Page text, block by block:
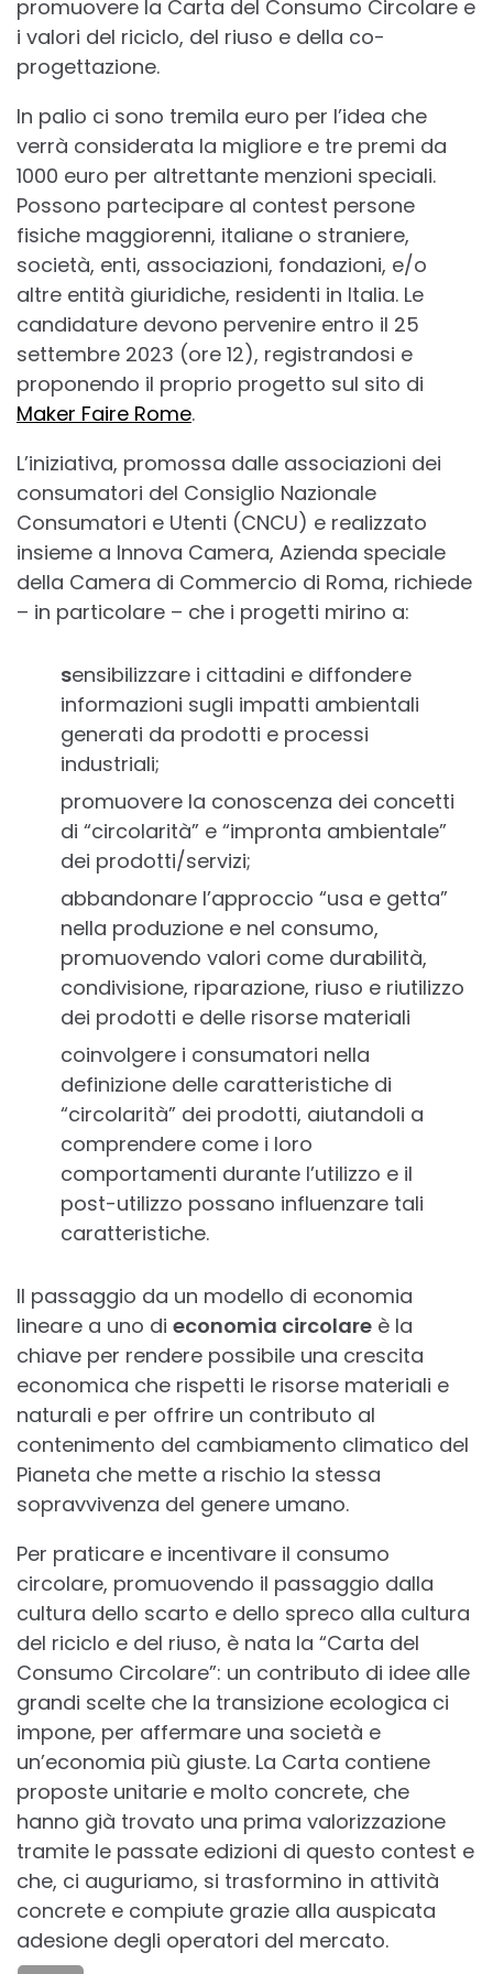
promuovere la Carta del Consumo Circolare e
i valori del riciclo, del riuso e della co-
progettazione.
In palio ci sono tremila euro per l’idea che
verrà considerata la migliore e tre premi da
1000 euro per altrettante menzioni speciali.
Possono partecipare al contest persone
fisiche maggiorenni, italiane o straniere,
società, enti, associazioni, fondazioni, e/o
altre entità giuridiche, residenti in Italia. Le
candidature devono pervenire entro il 25
settembre 2023 (ore 12), registrandosi e
proponendo il proprio progetto sul sito di
Maker Faire Rome.
L’iniziativa, promossa dalle associazioni dei
consumatori del Consiglio Nazionale
Consumatori e Utenti (CNCU) e realizzato
insieme a Innova Camera, Azienda speciale
della Camera di Commercio di Roma, richiede
– in particolare – che i progetti mirino a:
sensibilizzare i cittadini e diffondere
informazioni sugli impatti ambientali
generati da prodotti e processi
industriali;
promuovere la conoscenza dei concetti
di “circolarità” e “impronta ambientale”
dei prodotti/servizi;
abbandonare l’approccio “usa e getta”
nella produzione e nel consumo,
promuovendo valori come durabilità,
condivisione, riparazione, riuso e riutilizzo
dei prodotti e delle risorse materiali
coinvolgere i consumatori nella
definizione delle caratteristiche di
“circolarità” dei prodotti, aiutandoli a
comprendere come i loro
comportamenti durante l’utilizzo e il
post-utilizzo possano influenzare tali
caratteristiche.
Il passaggio da un modello di economia
lineare a uno di economia circolare è la
chiave per rendere possibile una crescita
economica che rispetti le risorse materiali e
naturali e per offrire un contributo al
contenimento del cambiamento climatico del
Pianeta che mette a rischio la stessa
sopravvivenza del genere umano.
Per praticare e incentivare il consumo
circolare, promuovendo il passaggio dalla
cultura dello scarto e dello spreco alla cultura
del riciclo e del riuso, è nata la “Carta del
Consumo Circolare”: un contributo di idee alle
grandi scelte che la transizione ecologica ci
impone, per affermare una società e
un’economia più giuste. La Carta contiene
proposte unitarie e molto concrete, che
hanno già trovato una prima valorizzazione
tramite le passate edizioni di questo contest e
che, ci auguriamo, si trasformino in attività
concrete e compiute grazie alla auspicata
adesione degli operatori del mercato.